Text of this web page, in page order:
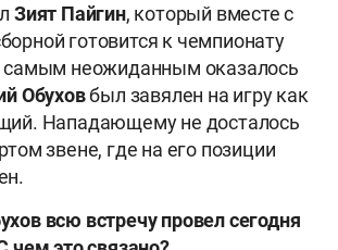
Зият Пайгин, который вместе с
готовится к чемпионату
самым неожиданным оказалось
Обуховбыл завялен на игру как
Нападающему не досталось
звене, где на его позиции
всю встречу провел сегодня